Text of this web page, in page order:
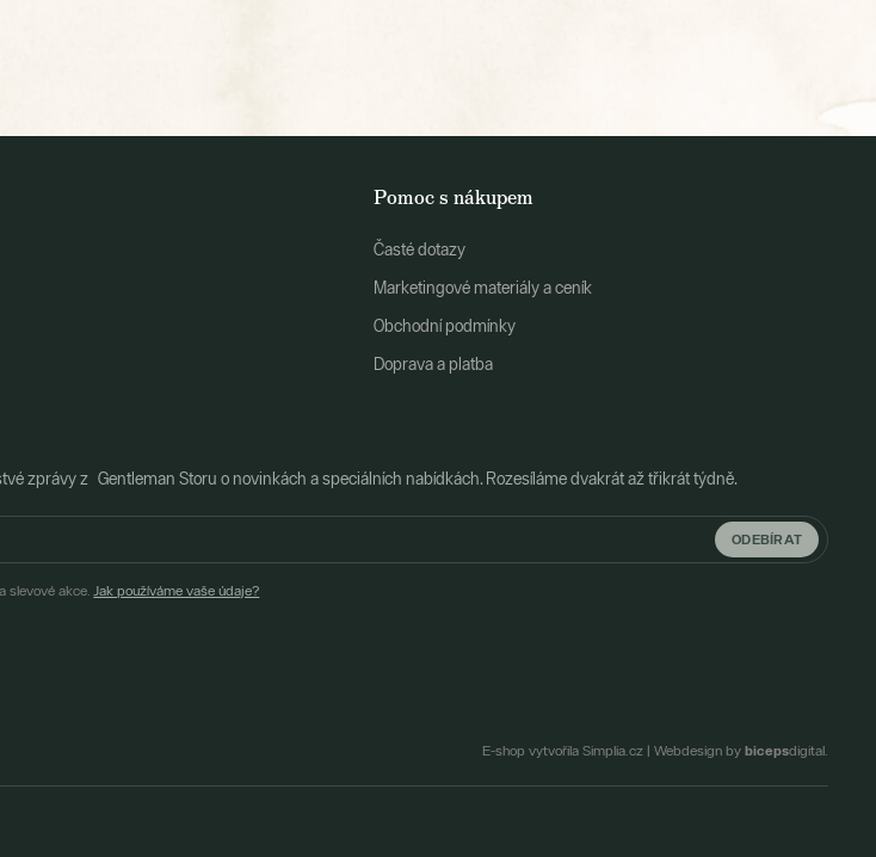
Pomoc s nákupem
Časté dotazy
Marketingové materiály a ceník
Obchodní podmínky
Doprava a platba
zprávy z Gentleman Storu o novinkách a speciálních nabídkách. Rozesíláme dvakrát až třikrát týdně.
ODEBÍRAT
slevové akce. Jak používáme vaše údaje?
E-shop vytvořila Simplia.cz | Webdesign by bicepsdigital.